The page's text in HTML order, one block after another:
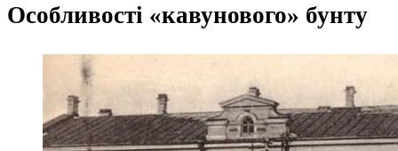
Особливості «кавунового» бунту